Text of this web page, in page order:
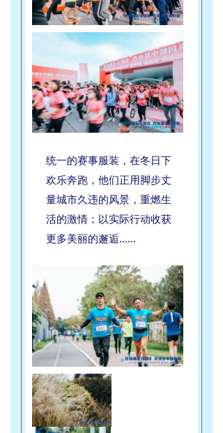
统一的赛事服装，在冬日下
欢乐奔跑，他们正用脚步丈
量城市久违的风景，重燃生
活的激情；以实际行动收获
更多美丽的邂逅……